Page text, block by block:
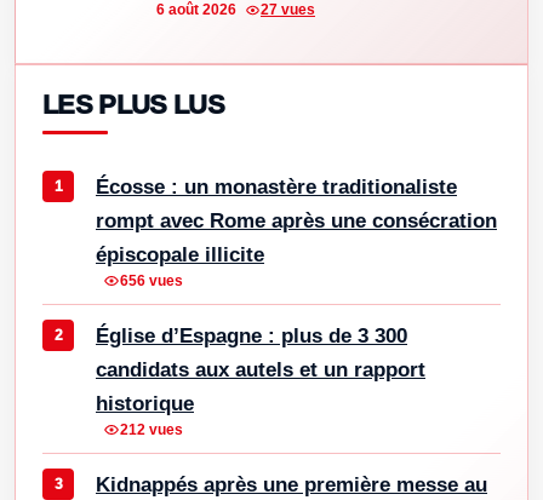
6 août 2026 27 vues
LES PLUS LUS
Écosse : un monastère traditionaliste
rompt avec Rome après une consécration
épiscopale illicite
656 vues
Église d’Espagne : plus de 3 300
candidats aux autels et un rapport
historique
212 vues
Kidnappés après une première messe au